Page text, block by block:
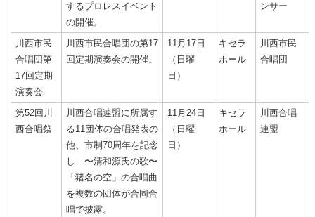
するプロレスイベント
の開催。
ンサー
川西市民
合唱団第
17回定期
演奏会
川西市民合唱団の第17
回定期演奏会の開催。
11月17日
（日曜
日）
キセラ
ホール
川西市民
合唱団
第52回川
西合唱祭
川西合唱連盟に所属す
る11団体の合唱発表の
他、市制70周年を記念
し 〜清和源氏の歌〜
「猪名の空」の合唱曲
を複数の団体が合同合
唱で披露。
11月24日
（日曜
日）
キセラ
ホール
川西合唱
連盟